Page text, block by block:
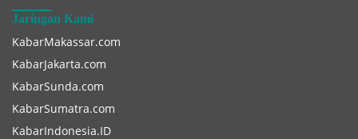
Jaringan Kami
KabarMakassar.com
KabarJakarta.com
KabarSunda.com
KabarSumatra.com
KabarIndonesia.ID